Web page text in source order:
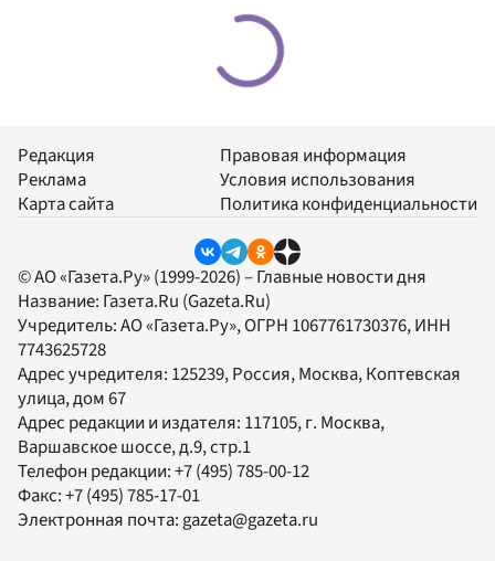
Редакция
Реклама
Карта сайта
Правовая информация
Условия использования
Политика конфиденциальности
© АО «Газета.Ру» (1999-2026) – Главные новости дня
Название: Газета.Ru (Gazeta.Ru)
Учредитель:АО «Газета.Ру», ОГРН 1067761730376, ИНН
7743625728
Адрес учредителя: 125239, Россия, Москва, Коптевская
улица, дом 67
Адрес редакции и издателя: 117105, г. Москва,
Варшавское шоссе, д.9, стр.1
Телефон редакции:+7 (495) 785-00-12
Факс:+7 (495) 785-17-01
Электронная почта:gazeta@gazeta.ru